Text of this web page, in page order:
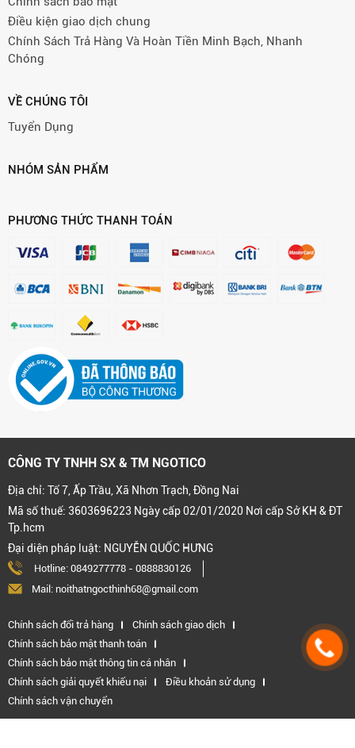
Điều kiện giao dịch chung
Chính Sách Trả Hàng Và Hoàn Tiền Minh Bạch, Nhanh
Chóng
VỀ CHÚNG TÔI
Tuyển Dụng
NHÓM SẢN PHẨM
PHƯƠNG THỨC THANH TOÁN
CÔNG TY TNHH SX & TM NGOTICO
Địa chỉ: Tổ 7, Ấp Trầu, Xã Nhơn Trạch, Đồng Nai
Mã số thuế: 3603696223 Ngày cấp 02/01/2020 Nơi cấp Sở KH & ĐT
Tp.hcm
Đại diện pháp luật: NGUYỄN QUỐC HƯNG
Hotline: 0849277778 - 0888830126
Mail: noithatngocthinh68@gmail.com
Chính sách đổi trả hàng
Chính sách giao dịch
Chính sách bảo mật thanh toán
Chính sách bảo mật thông tin cá nhân
Chính sách giải quyết khiếu nại
Điều khoản sử dụng
Chính sách vận chuyển